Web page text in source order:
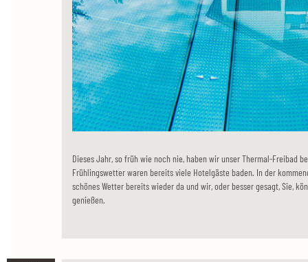
Dieses Jahr, so früh wie noch nie, haben wir unser Thermal-Freibad
Frühlingswetter waren bereits viele Hotelgäste baden. In der
schönes Wetter bereits wieder da und wir, oder besser gesagt, Sie,
genießen.